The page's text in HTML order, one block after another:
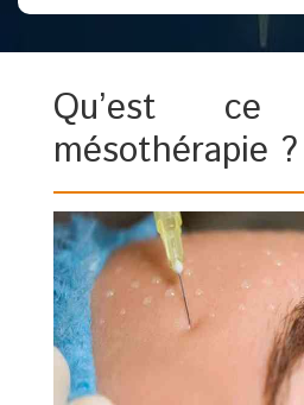
Qu’est
mésothérapie ?